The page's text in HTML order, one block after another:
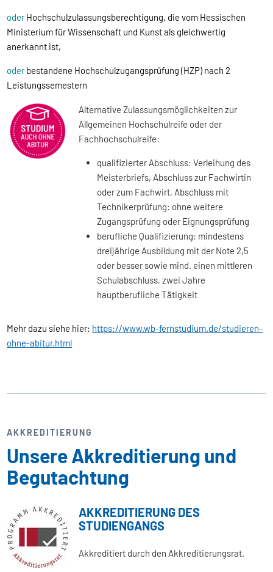
oderHochschulzulassungsberechtigung, die vom Hessischen
Ministerium für Wissenschaft und Kunst als gleichwertig
anerkannt ist,
oderbestandene Hochschulzugangsprüfung (HZP) nach 2
Leistungssemestern
Alternative Zulassungsmöglichkeiten zur
Allgemeinen Hochschulreife oder der
Fachhochschulreife:
qualifizierter Abschluss: Verleihung des
Meisterbriefs, Abschluss zur Fachwirtin
oder zum Fachwirt, Abschluss mit
Technikerprüfung: ohne weitere
Zugangsprüfung oder Eignungsprüfung
berufliche Qualifizierung: mindestens
dreijährige Ausbildung mit der Note 2,5
oder besser sowie mind. einen mittleren
Schulabschluss, zwei Jahre
hauptberufliche Tätigkeit
Mehr dazu siehe hier: https://www.wb-fernstudium.de/studieren-
ohne-abitur.html
AKKREDITIERUNG
Unsere Akkreditierung und
Begutachtung
AKKREDITIERUNG DES
STUDIENGANGS
Akkreditiert durch den Akkreditierungsrat.